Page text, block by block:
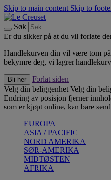
Skip to main content Skip to
Søk
Er du sikker på at du vil forlate
Handlekurven din vil være tom
bekymre deg, vi lagrer
Bli her
Forlat siden
Velg din beliggenhet Velg din
Endring av posisjon fjerner
som er kjøpt online, kan bare
EUROPA
ASIA / PACIFIC
NORD AMERIKA
SØR-AMERIKA
MIDTØSTEN
AFRIKA